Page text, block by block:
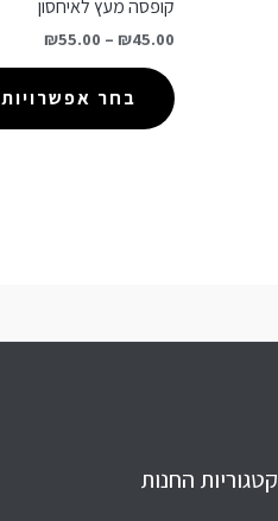
קופסה מעץ לאיחסון
₪45.00
–
₪55.00
בחר אפשרויות
קטגוריות החנות